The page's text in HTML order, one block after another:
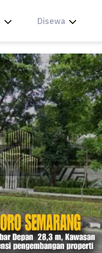
Disewa